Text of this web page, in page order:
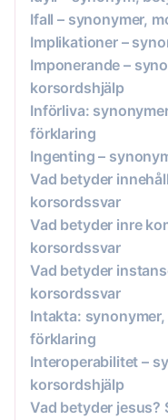
Ifall – synonymer,
Implikationer –
Imponerande –
korsordshjälp
Införliva:
förklaring
Ingenting –
Vad betyder
korsordssvar
Vad betyder inre
korsordssvar
Vad betyder
korsordssvar
Intakta:
förklaring
Interoperabilitet –
korsordshjälp
Vad betyder jesus?